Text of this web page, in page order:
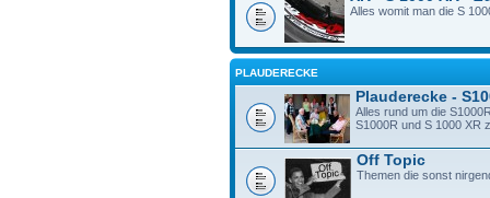
Alles womit man die S
PLAUDERECKE
Plauderecke -
Alles rund um die
S1000R und S 1000 XR
Off Topic
Themen die sonst